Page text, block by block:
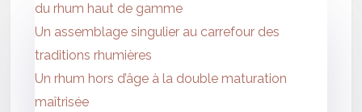
du rhum haut de gamme
Un assemblage singulier au carrefour des
traditions rhumières
Un rhum hors d’âge à la double maturation
maîtrisée